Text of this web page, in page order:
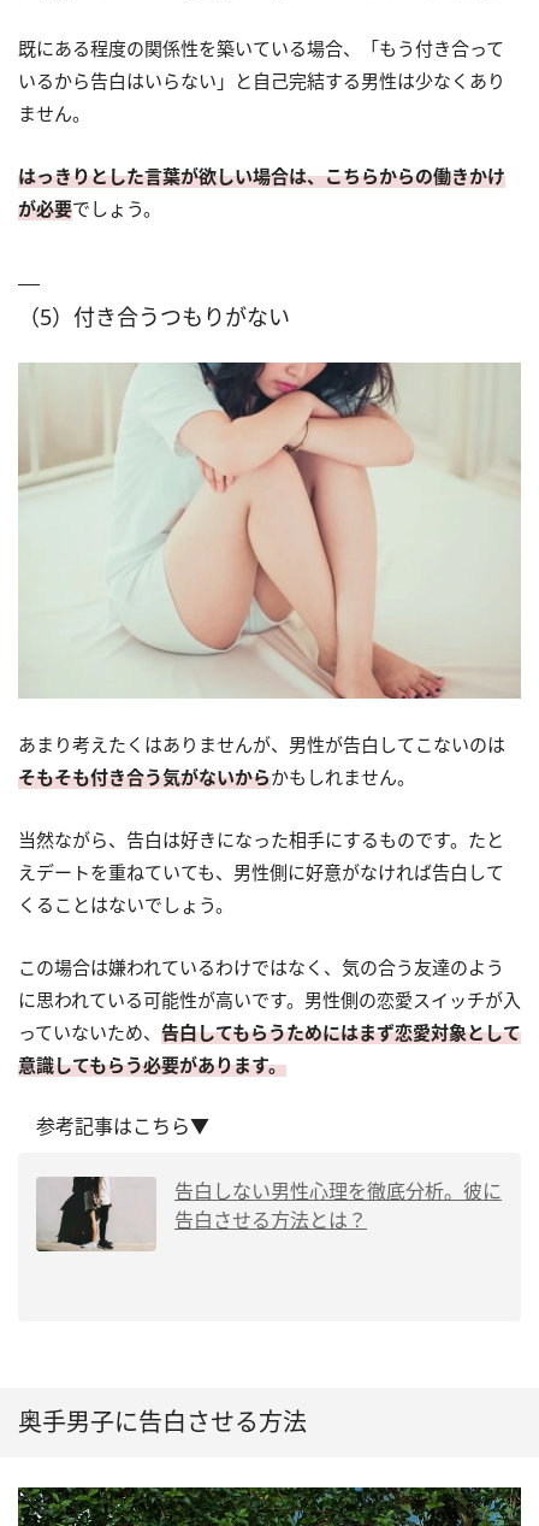
既にある程度の関係性を築いている場合、「もう付き合って
いるから告白はいらない」と自己完結する男性は少なくあり
ません。
はっきりとした言葉が欲しい場合は、こちらからの働きかけ
が必要でしょう。
（5）付き合うつもりがない
あまり考えたくはありませんが、男性が告白してこないのは
そもそも付き合う気がないからかもしれません。
当然ながら、告白は好きになった相手にするものです。たと
えデートを重ねていても、男性側に好意がなければ告白して
くることはないでしょう。
この場合は嫌われているわけではなく、気の合う友達のよう
に思われている可能性が高いです。男性側の恋愛スイッチが入
っていないため、 告白してもらうためにはまず恋愛対象として
意識してもらう必要があります。
参考記事はこちら▼
告白しない男性心理を徹底分析。彼に
告白させる方法とは？
奥手男子に告白させる方法